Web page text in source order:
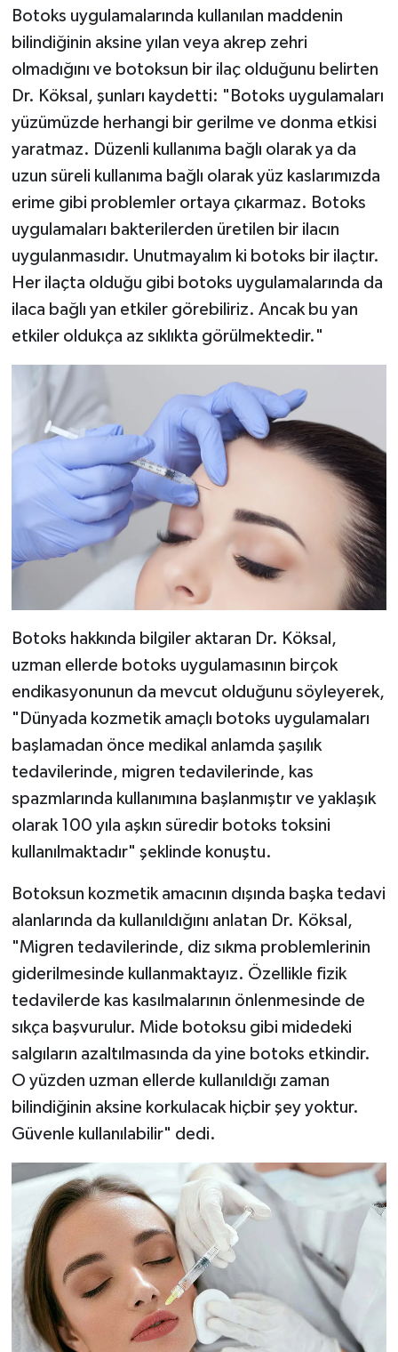
Botoks uygulamalarında kullanılan maddenin
bilindiğinin aksine yılan veya akrep zehri
olmadığını ve botoksun bir ilaç olduğunu belirten
Dr. Köksal, şunları kaydetti: "Botoks uygulamaları
yüzümüzde herhangi bir gerilme ve donma etkisi
yaratmaz. Düzenli kullanıma bağlı olarak ya da
uzun süreli kullanıma bağlı olarak yüz kaslarımızda
erime gibi problemler ortaya çıkarmaz. Botoks
uygulamaları bakterilerden üretilen bir ilacın
uygulanmasıdır. Unutmayalım ki botoks bir ilaçtır.
Her ilaçta olduğu gibi botoks uygulamalarında da
ilaca bağlı yan etkiler görebiliriz. Ancak bu yan
etkiler oldukça az sıklıkta görülmektedir."
Botoks hakkında bilgiler aktaran Dr. Köksal,
uzman ellerde botoks uygulamasının birçok
endikasyonunun da mevcut olduğunu söyleyerek,
"Dünyada kozmetik amaçlı botoks uygulamaları
başlamadan önce medikal anlamda şaşılık
tedavilerinde, migren tedavilerinde, kas
spazmlarında kullanımına başlanmıştır ve yaklaşık
olarak 100 yıla aşkın süredir botoks toksini
kullanılmaktadır" şeklinde konuştu.
Botoksun kozmetik amacının dışında başka tedavi
alanlarında da kullanıldığını anlatan Dr. Köksal,
"Migren tedavilerinde, diz sıkma problemlerinin
giderilmesinde kullanmaktayız. Özellikle fizik
tedavilerde kas kasılmalarının önlenmesinde de
sıkça başvurulur. Mide botoksu gibi midedeki
salgıların azaltılmasında da yine botoks etkindir.
O yüzden uzman ellerde kullanıldığı zaman
bilindiğinin aksine korkulacak hiçbir şey yoktur.
Güvenle kullanılabilir" dedi.